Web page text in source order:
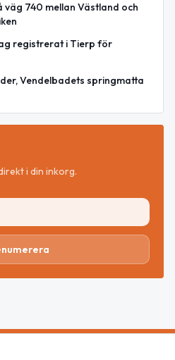
740 mellan Västland och
registrerat i Tierp för
Vendelbadets springmatta
i din inkorg.